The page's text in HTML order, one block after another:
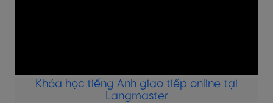
Khóa học tiếng Anh giao tiếp online tại
Langmaster